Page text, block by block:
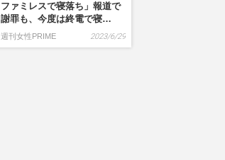
ファミレスで寝落ち」報道で
謝罪も、今度は終電で寝…
週刊女性PRIME 2023/6/29